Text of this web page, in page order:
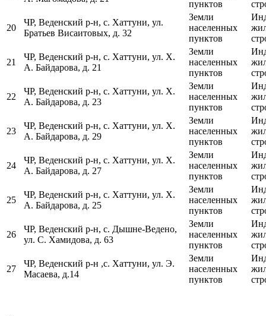
пунктов
20
ЧР, Веденский р-н, с. Хаттуни, ул.
Братьев Висаитовых, д. 32
Земли
населенных
пунктов
21
ЧР, Веденский р-н, с. Хаттуни, ул. Х.
А. Байдарова, д. 21
Земли
населенных
пунктов
22
ЧР, Веденский р-н, с. Хаттуни, ул. Х.
А. Байдарова, д. 23
Земли
населенных
пунктов
23
ЧР, Веденский р-н, с. Хаттуни, ул. Х.
А. Байдарова, д. 29
Земли
населенных
пунктов
24
ЧР, Веденский р-н, с. Хаттуни, ул. Х.
А. Байдарова, д. 27
Земли
населенных
пунктов
25
ЧР, Веденский р-н, с. Хаттуни, ул. Х.
А. Байдарова, д. 25
Земли
населенных
пунктов
26
ЧР, Веденский р-н, с. Дышне-Ведено,
ул. С. Хамидова, д. 63
Земли
населенных
пунктов
27
ЧР, Веденский р-н ,с. Хаттуни, ул. Э.
Масаева, д.14
Земли
населенных
пунктов